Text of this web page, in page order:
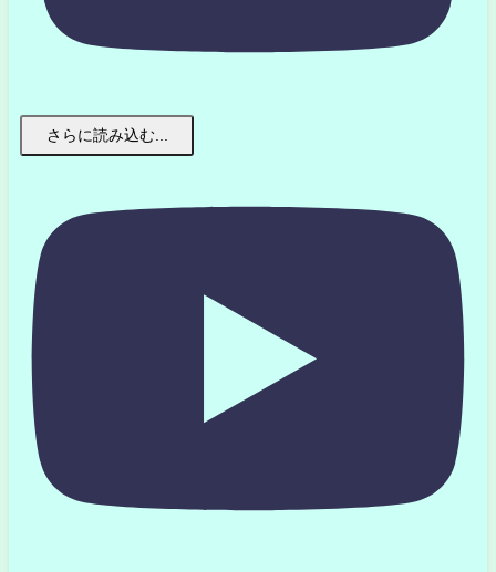
さらに読み込む...